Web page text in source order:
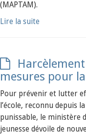
(MAPTAM).
Lire la suite
mesures pour
Pour prévenir et lutter
l’école, reconnu depuis
punissable, le ministère
jeunesse dévoile de